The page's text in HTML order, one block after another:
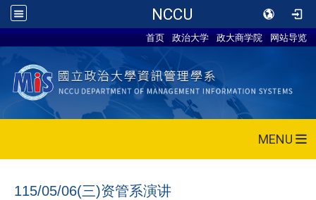
NCCU
首页 政治大学 政大商学院 网站导览
MENU
115/05/06(三)资管系演讲